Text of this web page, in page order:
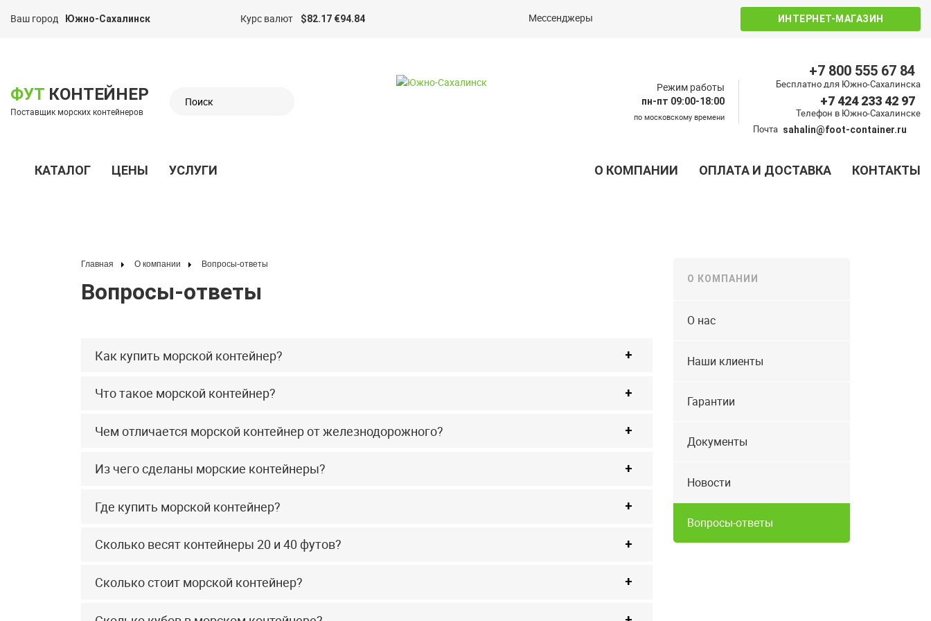
Ваш город Южно-Сахалинск Курс валют $82.17 €94.84 Мессенджеры ИНТЕРНЕТ-МАГАЗИН
ФУТ КОНТЕЙНЕР
Поставщик морских контейнеров
Режим работы
пн-пт 09:00-18:00
по московскому времени
Бесплатно для Южно-Сахалинска
+7 800 555 67 84
Телефон в Южно-Сахалинске
+7 424 233 42 97
Почта sahalin@foot-container.ru
КАТАЛОГ ЦЕНЫ УСЛУГИ О КОМПАНИИ ОПЛАТА И ДОСТАВКА КОНТАКТЫ
Главная О компании Вопросы-ответы
Вопросы-ответы
Как купить морской контейнер?
Что такое морской контейнер?
Чем отличается морской контейнер от железнодорожного?
Из чего сделаны морские контейнеры?
Где купить морской контейнер?
Сколько весят контейнеры 20 и 40 футов?
Сколько стоит морской контейнер?
О КОМПАНИИ
О нас
Наши клиенты
Гарантии
Документы
Новости
Вопросы-ответы